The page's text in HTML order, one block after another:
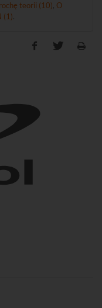
teorii (10) O
(1)